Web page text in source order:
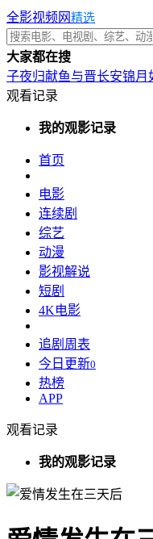
全影视频网精选
大家都在搜
子夜归献鱼与晋长安锦月
观看记录
我的观影记录
首页
电影
连续剧
综艺
动漫
影视解说
短剧
4K电影
追剧周表
今日更新0
热榜
APP
观看记录
我的观影记录